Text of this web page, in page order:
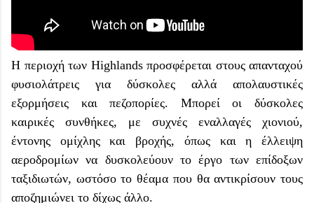
Η περιοχή των Highlands προσφέρεται στους απανταχού
φυσιολάτρεις για δύσκολες αλλά απολαυστικές
εξορμήσεις και πεζοπορίες. Μπορεί οι δύσκολες
καιρικές συνθήκες, με συχνές εναλλαγές χιονιού,
έντονης ομίχλης και βροχής, όπως και η έλλειψη
αεροδρομίων να δυσκολεύουν το έργο των επίδοξων
ταξιδιωτών, ωστόσο το θέαμα που θα αντικρίσουν τους
αποζημιώνει το δίχως άλλο.